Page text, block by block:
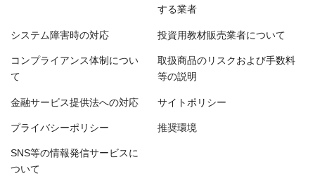
する業者
システム障害時の対応 投資用教材販売業者について
コンプライアンス体制につい
て
取扱商品のリスクおよび手数料
等の説明
金融サービス提供法への対応 サイトポリシー
プライバシーポリシー 推奨環境
SNS等の情報発信サービスに
ついて